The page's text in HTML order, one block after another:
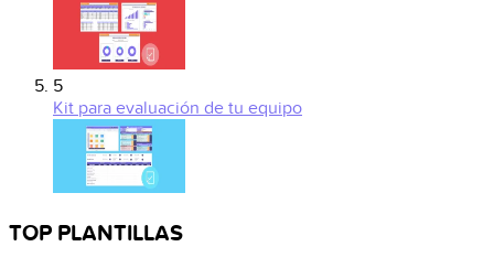
5
Kit para evaluación de tu equipo
TOP PLANTILLAS